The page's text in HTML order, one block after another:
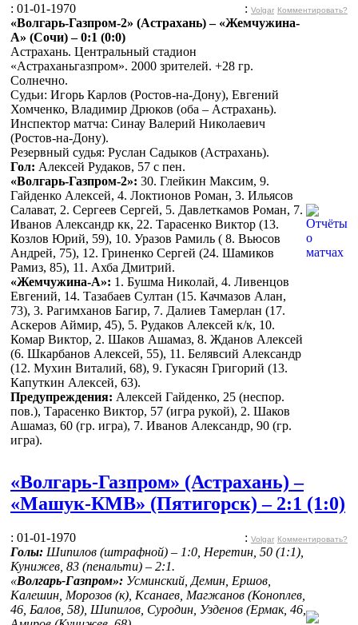
: 01-01-1970 : Volgar Комментировать?
«Волгарь-Газпром-2» (Астрахань) – «Жемчужина-
А» (Сочи) – 0:1 (0:0)
Астрахань. Центральный стадион
«Астраханьгазпром». 2000 зрителей. +28 гр.
Солнечно.
Судьи: Игорь Карлов (Ростов-на-Дону), Евгений
Хомченко, Владимир Дрюков (оба – Астрахань).
Инспектор матча: Синау Валерий Николаевич
(Ростов-на-Дону).
Резервный судья: Руслан Садыков (Астрахань).
Гол: Алексей Рудаков, 57 с пен.
«Волгарь-Газпром-2»: 30. Глейкин Максим, 9.
Гайденко Алексей, 4. Локтионов Роман, 3. Ильясов
Салават, 2. Сергеев Сергей, 5. Давлеткамов Роман, 7.
Иванов Александр кк, 22. Тарасенко Виктор (13.
Козлов Юрий, 59), 10. Уразов Рамиль ( 8. Вьюсов
Андрей, 75), 12. Гриненко Сергей (24. Шамиков
Рамиз, 85), 11. Ахба Дмитрий.
«Жемчужина-А»: 1. Бушма Николай, 4. Ливенцов
Евгений, 14. Тазабаев Султан (15. Качмазов Алан,
73), 3. Рагимханов Багир, 7. Далиев Тамерлан (17.
Аскеров Аймир, 45), 5. Рудаков Алексей к/к, 10.
Комар Виктор, 2. Шаков Ашамаз, 8. Жданов Алексей
(6. Шкарбанов Алексей, 55), 11. Белявсий Александр
(12. Мухин Виталий, 68), 9. Гукасян Григорий (13.
Капуткин Алексей, 63).
Предупреждения: Алексей Гайденко, 25 (неспор.
пов.), Тарасенко Виктор, 57 (игра рукой), 2. Шаков
Ашамаз, 60 (гр. игра), 7. Иванов Александр, 90 (гр.
игра).
«Волгарь-Газпром» (Астрахань) –
«Машук-КМВ» (Пятигорск) – 2:1 (1:0)
: 01-01-1970 : Volgar Комментировать?
Голы: Шипилов (штрафной) – 1:0, Неретин, 50 (1:1),
Кунижев, 83 (пенальти) – 2:1.
«Волгарь-Газпром»: Усминский, Демин, Ершов,
Калешин, Морозов (к), Ксанаев, Магжанов (Коноплев,
46, Балов, 58), Шипилов, Суродин, Узденов (Ермак, 46,